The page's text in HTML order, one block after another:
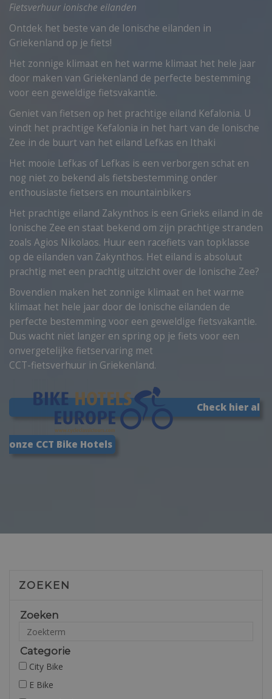
Fietsverhuur ionische eilanden
Ontdek het beste van de Ionische eilanden in
Griekenland op je fiets!
Het zonnige klimaat en het warme klimaat het hele jaar
door maken van Griekenland de perfecte bestemming
voor een geweldige fietsvakantie.
Geniet van fietsen op het prachtige eiland Kefalonia. U
vindt het prachtige Kefalonia in het hart van de Ionische
Zee in de buurt van het eiland Lefkas en Ithaki
Het mooie Lefkas of Lefkas is een verborgen schat en
nog niet zo bekend als fietsbestemming onder
enthousiaste fietsers en mountainbikers
Het prachtige eiland Zakynthos is een Grieks eiland in de
Ionische Zee en staat bekend om zijn prachtige stranden
zoals Agios Nikolaos. Huur een racefiets van topklasse
op de eilanden van Zakynthos. Het eiland is absoluut
prachtig met een prachtig uitzicht over de Ionische Zee?
Bovendien maken het zonnige klimaat en het warme
klimaat het hele jaar door de Ionische eilanden de
perfecte bestemming voor een geweldige fietsvakantie.
Dus wacht niet langer en spring op je fiets voor een
onvergetelijke fietservaring met
CCT-fietsverhuur in Griekenland.
Check hier al
onze CCT Bike Hotels
ZOEKEN
Zoeken
Categorie
City Bike
E Bike